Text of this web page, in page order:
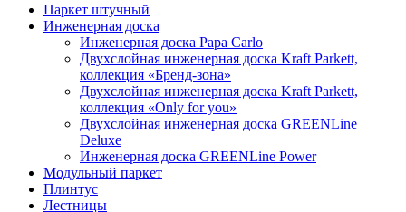
Паркет штучный
Инженерная доска
Инженерная доска Papa Carlo
Двухслойная инженерная доска Kraft Parkett,
коллекция «Бренд-зона»
Двухслойная инженерная доска Kraft Parkett,
коллекция «Only for you»
Двухслойная инженерная доска GREENLine
Deluxe
Инженерная доска GREENLine Power
Модульный паркет
Плинтус
Лестницы